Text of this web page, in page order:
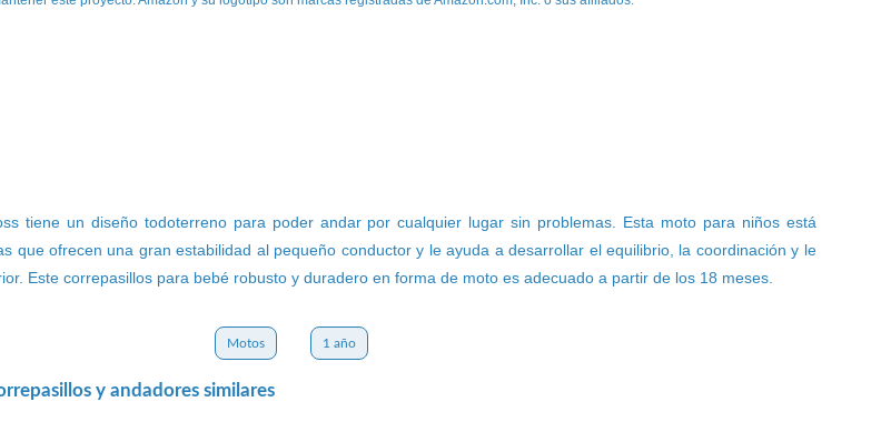
tiene un diseño todoterreno para poder andar por cualquier lugar sin problemas. Esta moto para niños está
que ofrecen una gran estabilidad al pequeño conductor y le ayuda a desarrollar el equilibrio, la coordinación y le
Este correpasillos para bebé robusto y duradero en forma de moto es adecuado a partir de los 18 meses.
Motos 1 año
y andadores similares